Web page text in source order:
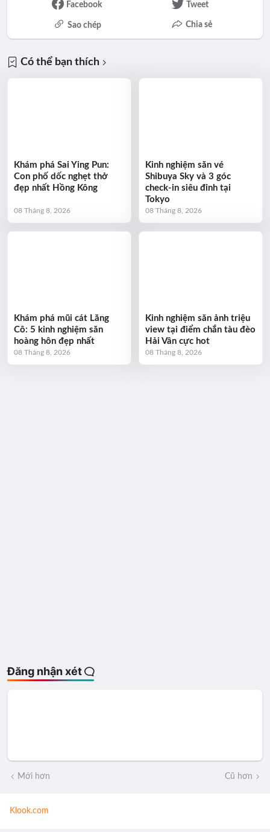
Facebook Tweet
Sao chép Chia sẻ
Có thể bạn thích
Khám phá Sai Ying Pun:
Con phố dốc nghẹt thở
đẹp nhất Hồng Kông
08 Tháng 8, 2026
Kinh nghiệm săn vé
Shibuya Sky và 3 góc
check-in siêu đỉnh tại
Tokyo
08 Tháng 8, 2026
Khám phá mũi cát Lăng
Cô: 5 kinh nghiệm săn
hoàng hôn đẹp nhất
08 Tháng 8, 2026
Kinh nghiệm săn ảnh triệu
view tại điểm chắn tàu đèo
Hải Vân cực hot
08 Tháng 8, 2026
Đăng nhận xét
Mới hơn Cũ hơn
Klook.com